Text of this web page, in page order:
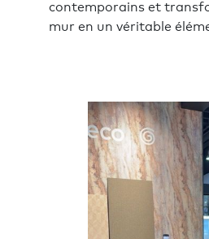
contemporains et
mur en un véritable